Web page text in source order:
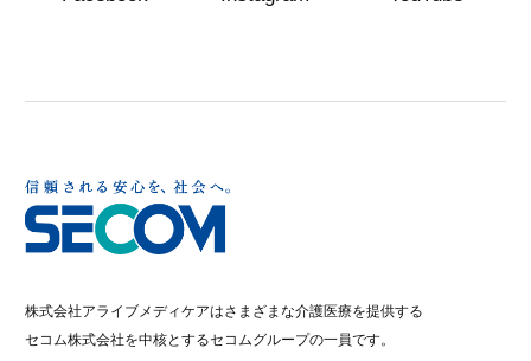
株式会社アライブメディケアはさまざまな介護医療を提供する
セコム株式会社を中核とするセコムグループの一員です。